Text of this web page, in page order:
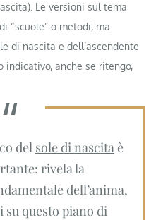
Le versioni sul tema
“scuole” o metodi, ma
di nascita e dell’ascendente
indicativo, anche se ritengo,
del sole di nascita è
rivela la
dell’anima,
questo piano di